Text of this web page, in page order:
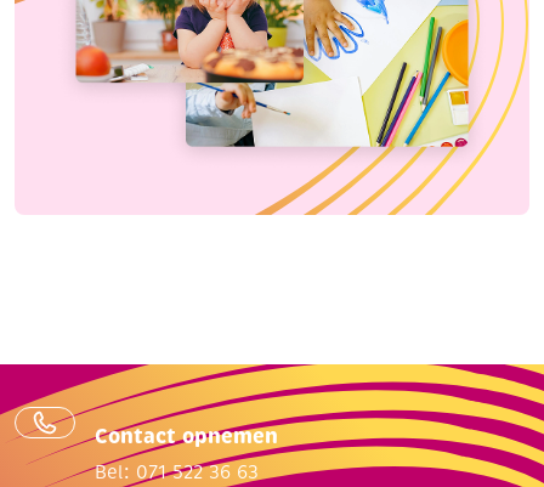
Contact opnemen
Bel: 071 522 36 63